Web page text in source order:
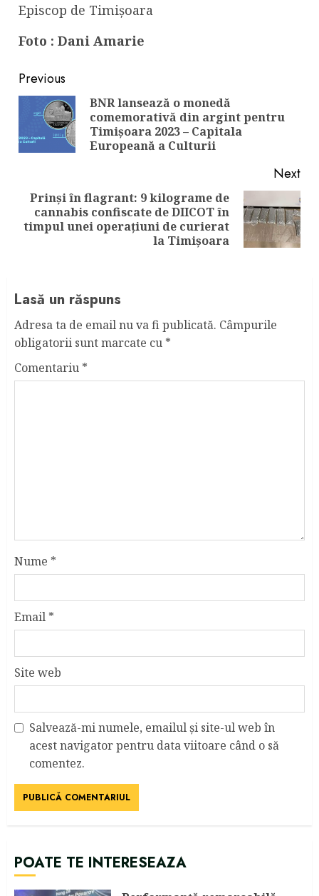
Episcop de Timișoara
Foto : Dani Amarie
Continue
Reading
Previous
BNR lansează o monedă
comemorativă din argint pentru
Timișoara 2023 – Capitala
Europeană a Culturii
Next
Next
post:
Prinși în flagrant: 9 kilograme de
cannabis confiscate de DIICOT în
timpul unei operațiuni de curierat
la Timișoara
Lasă un răspuns
Adresa ta de email nu va fi publicată. Câmpurile
obligatorii sunt marcate cu *
Comentariu *
Nume *
Email *
Site web
Salvează-mi numele, emailul și site-ul web în
acest navigator pentru data viitoare când o să
comentez.
POATE TE INTERESEAZA